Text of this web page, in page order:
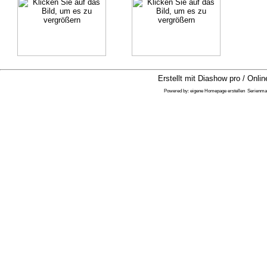
Erstellt mit Diashow pro /
Powered by: eigene Homepage erstellen